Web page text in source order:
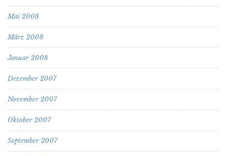
Mai 2008
März 2008
Januar 2008
Dezember 2007
November 2007
Oktober 2007
September 2007